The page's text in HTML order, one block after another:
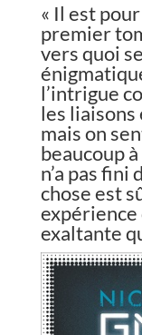
« Il est
premier
vers quoi
l’intrigue
les
mais on
beaucoup
n’a pas
chose est
exaltante